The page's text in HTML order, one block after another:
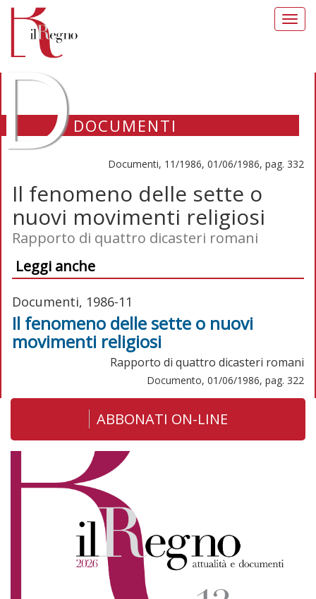
DOCUMENTI
Documenti, 11/1986, 01/06/1986, pag. 332
Il fenomeno delle sette o
nuovi movimenti religiosi
Rapporto di quattro dicasteri romani
Leggi anche
Documenti, 1986-11
Il fenomeno delle sette o nuovi
movimenti religiosi
Rapporto di quattro dicasteri romani
Documento, 01/06/1986, pag. 322
ABBONATI ON-LINE